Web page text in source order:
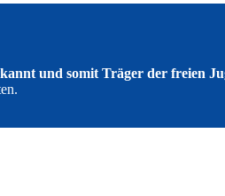
und somit Träger der freien